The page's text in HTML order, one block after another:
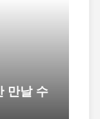
만날 수